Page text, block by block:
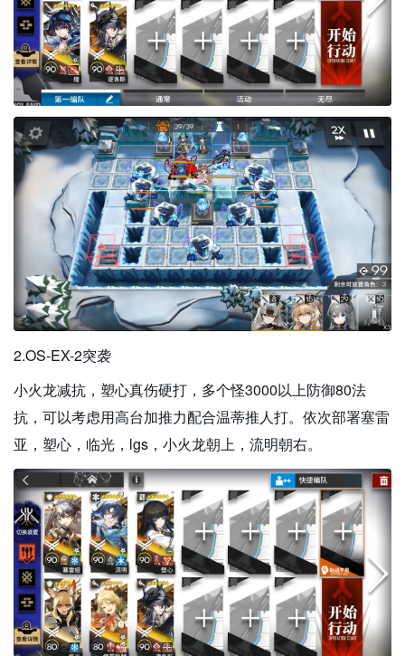
2.OS-EX-2突袭
小火龙减抗，塑心真伤硬打，多个怪3000以上防御80法
抗，可以考虑用高台加推力配合温蒂推人打。依次部署塞雷
亚，塑心，临光，lgs，小火龙朝上，流明朝右。